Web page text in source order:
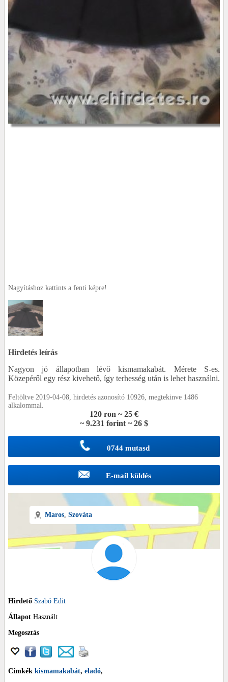
Nagyításhoz kattints a fenti képre!
Hirdetés leírás
Nagyon jó állapotban lévő kismamakabát. Mérete S-es.
Közepéről egy rész kivehető, így terhesség után is lehet használni.
Feltöltve 2019-04-08, hirdetés azonosító 10926, megtekinve 1486
alkalommal.
120 ron ~ 25 €
~ 9.231 forint ~ 26 $
0744 mutasd
E-mail küldés
Maros, Szováta
Hirdető Szabó Edit
Állapot Használt
Megosztás
Címkék kismamakabát, eladó,